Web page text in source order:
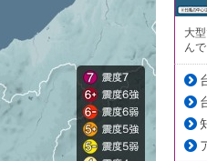
大
ん